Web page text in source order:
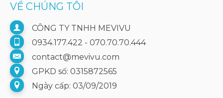
VỀ CHÚNG TÔI
CÔNG TY TNHH MEVIVU
0934.177.422 - 070.70.70.444
contact@mevivu.com
GPKD số: 0315872565
Ngày cấp: 03/09/2019